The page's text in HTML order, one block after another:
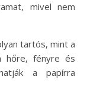
mivel nem
tartós, mint a
hőre, fényre és
a papírra